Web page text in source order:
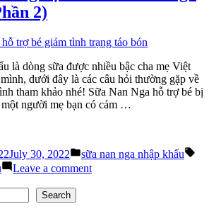
Nga
nắp
xanh
và
nắp
vàng
2)
là dòng sữa được nhiều bậc cha mẹ Việt
dưới đây là các câu hỏi thường gặp về
tham khảo nhé! Sữa Nan Nga hỗ trợ bé bị
người mẹ bạn có cảm …
July 30, 2022
Posted
in
sữa nan nga nhập khẩu
Leave a commenton
Search